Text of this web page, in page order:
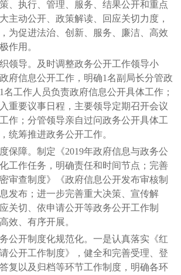
、执行、管理、服务、结果公开和重点
主动公开、政策解读、回应关切力度，
为促进法治、创新、服务、廉洁、高效
作用。
导。及时调整政务公开工作领导小
府信息公开工作，明确1名副局长分管政
名工作人员负责政府信息公开具体工作；
重要议事日程，主要领导定期召开会议
作；分管领导亲自过问政务公开具体工
统筹推进政务公开工作。
障。制定《2019年政府信息与政务公
工作任务，明确责任和时间节点；完善
审查制度》《政府信息公开发布审核制
发布；进一步完善重大决策、宣传解
关切、依申请公开等政务公开工作制
效、有序开展。
开制度化规范化。一是认真落实《红
公开工作制度》，健全和完善受理、登
复以及归档等环节工作制度，明确各环